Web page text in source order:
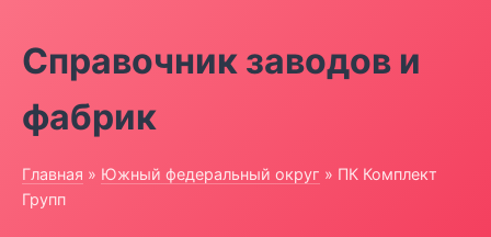
Справочник заводов и
фабрик
Главная » Южный федеральный округ » ПК Комплект
Групп